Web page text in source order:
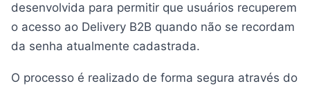
desenvolvida para permitir que usuários recuperem
o acesso ao Delivery B2B quando não se recordam
da senha atualmente cadastrada.
O processo é realizado de forma segura através do